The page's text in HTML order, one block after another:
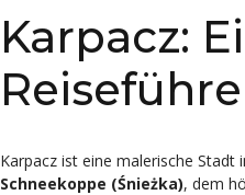
Karpacz:
Karpacz ist eine malerische Stadt
Schneekoppe (Śnieżka), dem